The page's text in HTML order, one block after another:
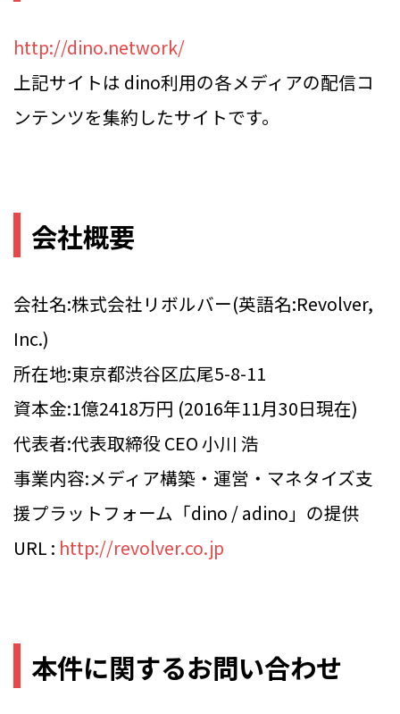
http://dino.network/
上記サイトは dino利用の各メディアの配信コ
ンテンツを集約したサイトです。
会社概要
会社名:株式会社リボルバー(英語名:Revolver,
Inc.)
所在地:東京都渋谷区広尾5-8-11
資本金:1億2418万円 (2016年11月30日現在)
代表者:代表取締役 CEO 小川 浩
事業内容:メディア構築・運営・マネタイズ支
援プラットフォーム「dino / adino」の提供
URL : http://revolver.co.jp
本件に関するお問い合わせ